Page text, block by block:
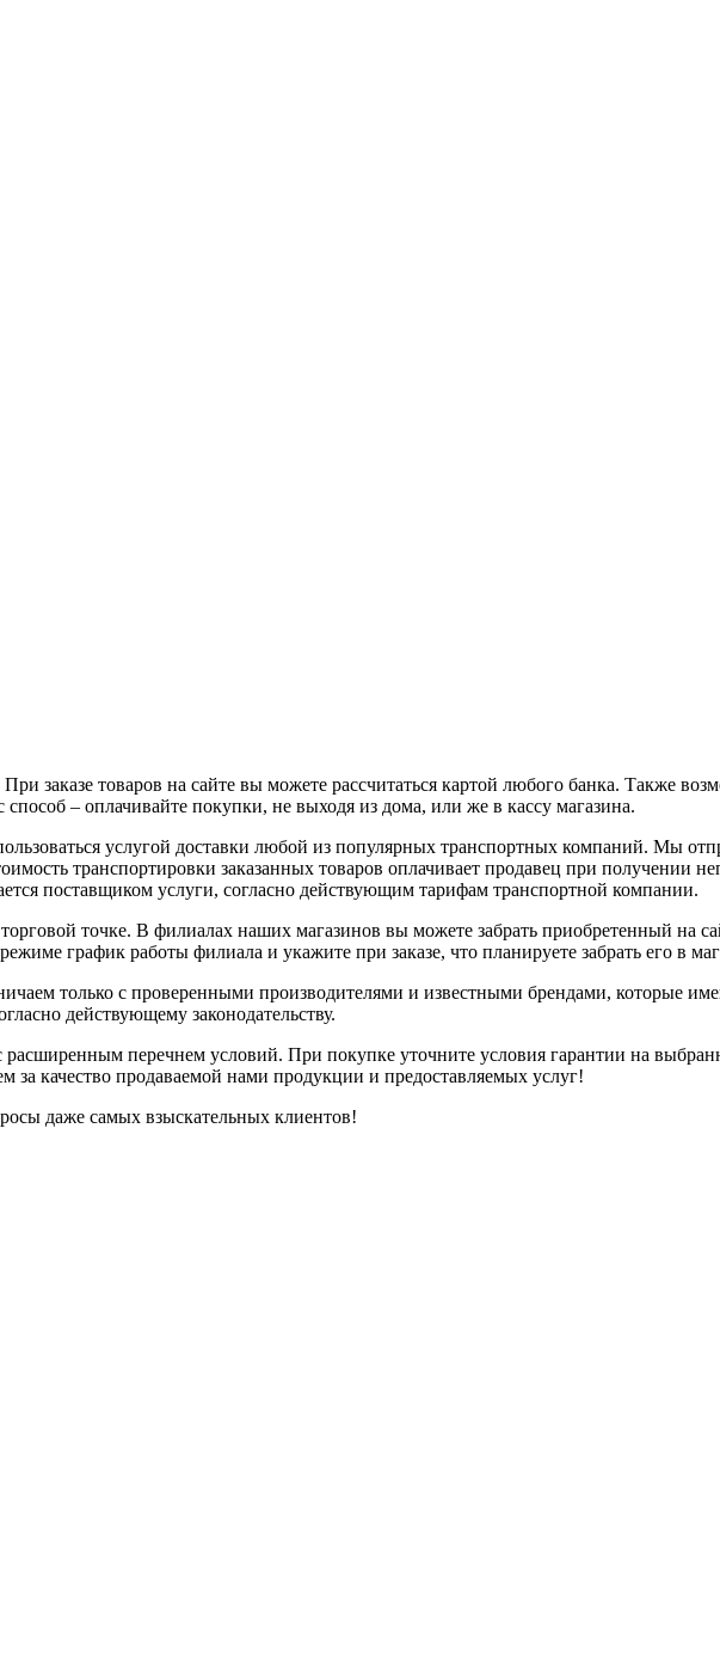
заказе товаров на сайте вы можете рассчитаться картой любого банка. Также
– оплачивайте покупки, не выходя из дома, или же в кассу магазина.
услугой доставки любой из популярных транспортных компаний. Мы
транспортировки заказанных товаров оплачивает продавец при получении
поставщиком услуги, согласно действующим тарифам транспортной компании.
точке. В филиалах наших магазинов вы можете забрать приобретенный на
график работы филиала и укажите при заказе, что планируете забрать его в
только с проверенными производителями и известными брендами, которые
действующему законодательству.
перечнем условий. При покупке уточните условия гарантии на
за качество продаваемой нами продукции и предоставляемых услуг!
даже самых взыскательных клиентов!